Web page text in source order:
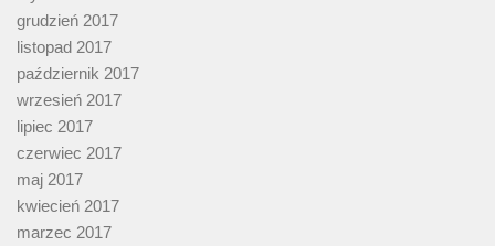
grudzień 2017
listopad 2017
październik 2017
wrzesień 2017
lipiec 2017
czerwiec 2017
maj 2017
kwiecień 2017
marzec 2017